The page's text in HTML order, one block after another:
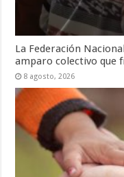
La Federación
amparo colectivo que
8 agosto, 2026